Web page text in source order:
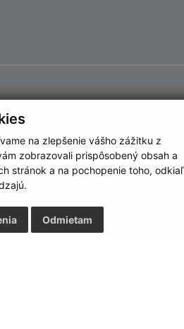
na zlepšenie vášho zážitku z
zobrazovali prispôsobený obsah a
stránok a na pochopenie toho, odkiaľ
Odmietam